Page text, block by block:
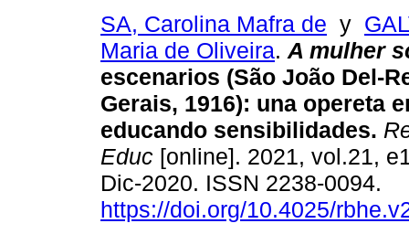
SA, Carolina Mafra de y
Maria de Oliveira. A mulher
escenarios (São João Del-
Gerais, 1916): una opereta
educando sensibilidades.
Educ [online]. 2021, vol.21,
Dic-2020. ISSN 2238-0094.
https://doi.org/10.4025/